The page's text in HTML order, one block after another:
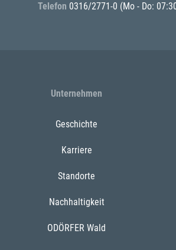
Telefon 0316/2771-0 (Mo - Do:
Unternehmen
Geschichte
Karriere
Standorte
Nachhaltigkeit
ODÖRFER Wald